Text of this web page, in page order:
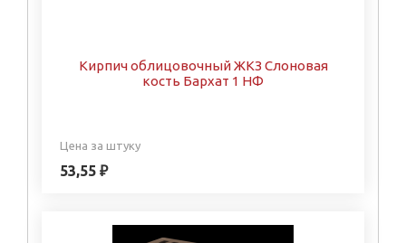
Кирпич облицовочный ЖКЗ Слоновая
кость Бархат 1 НФ
Цена за штуку
53,55 ₽